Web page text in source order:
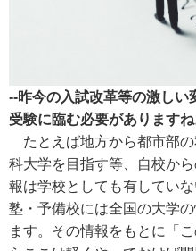
--昨今の入試改革等の激しい
受験に臨む必要がありますね
たとえば地方から都市部
科大学を目指す等、自校か
報は学校としても有してい
塾・予備校には全国の大学
ます。その情報をもとに「